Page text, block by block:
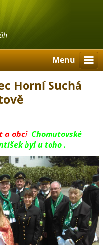
Menu
Horní Suchá
a obcí Chomutovské
byl u toho .